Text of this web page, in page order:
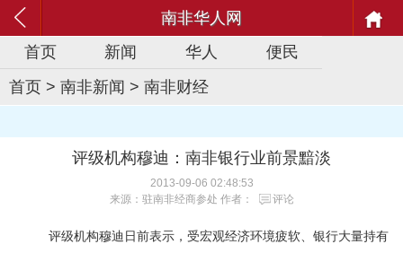
南非华人网
首页
新闻 华人
便民
首页 > 南非新闻 > 南非财经
评级机构穆迪：南非银行业前景黯淡
2013-09-06 02:48:53
来源：驻南非经商参处 作者：
评论
评级机构穆迪日前表示，受宏观经济环境疲软、银行大量持有